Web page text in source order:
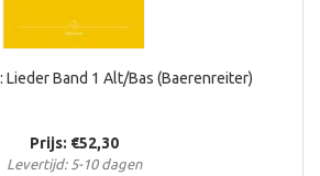
Lieder Band 1 Alt/Bas (Baerenreiter)
Prijs: €52,30
Levertijd: 5-10 dagen